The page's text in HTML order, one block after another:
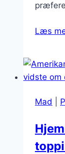
Læs
Mad